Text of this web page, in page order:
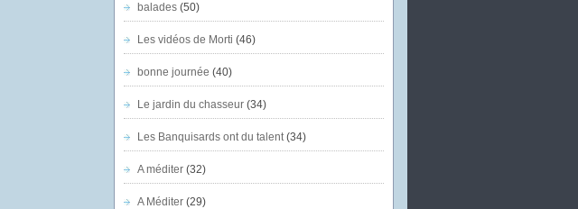
balades(50)
Les vidéos de Morti (46)
bonne journée (40)
Le jardin du chasseur(34)
Les Banquisards ont du talent(34)
A méditer(32)
A Méditer(29)